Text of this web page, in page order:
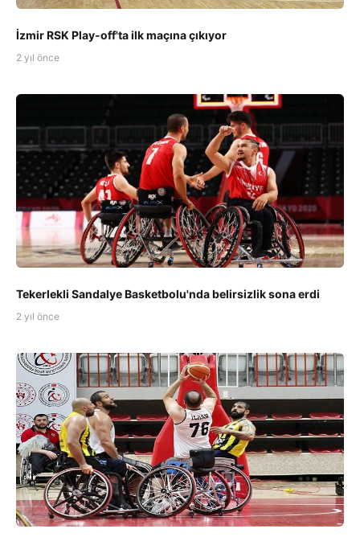
İzmir RSK Play-off'ta ilk maçına çıkıyor
2 yıl önce
Tekerlekli Sandalye Basketbolu'nda belirsizlik sona erdi
2 yıl önce